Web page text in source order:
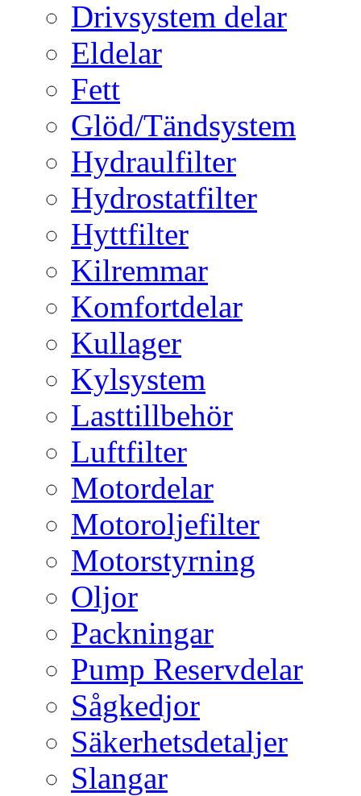
Drivsystem delar
Eldelar
Fett
Glöd/Tändsystem
Hydraulfilter
Hydrostatfilter
Hyttfilter
Kilremmar
Komfortdelar
Kullager
Kylsystem
Lasttillbehör
Luftfilter
Motordelar
Motoroljefilter
Motorstyrning
Oljor
Packningar
Pump Reservdelar
Sågkedjor
Säkerhetsdetaljer
Slangar